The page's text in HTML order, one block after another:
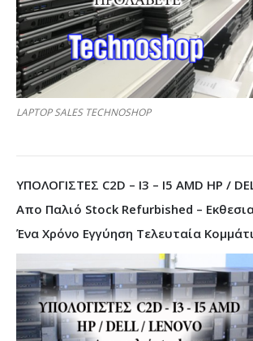
LAPTOP SALES TECHNOSHOP
ΥΠΟΛΟΓΙΣΤΕΣ C2D – I3 – I5 AMD HP /
Απο Παλιό Stock Refurbished –
Ένα Χρόνο Εγγύηση Τελευταία